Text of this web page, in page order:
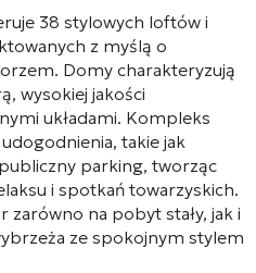
38 stylowych loftów i
z myślą o
Domy charakteryzują
wysokiej jakości
układami. Kompleks
takie jak
parking, tworząc
i spotkań towarzyskich.
zarówno na pobyt stały, jak i
ze spokojnym stylem